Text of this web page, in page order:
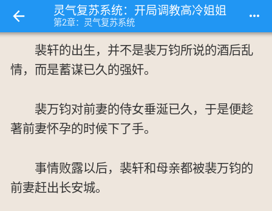
灵气复苏系统：开局调教高冷姐姐
第2章：灵气复苏系统 more_horiz
裴轩的出生，并不是裴万钧所说的酒后乱
情，而是蓄谋已久的强奸。
裴万钧对前妻的侍女垂涎已久，于是便趁
著前妻怀孕的时候下了手。
事情败露以后，裴轩和母亲都被裴万钧的
前妻赶出长安城。